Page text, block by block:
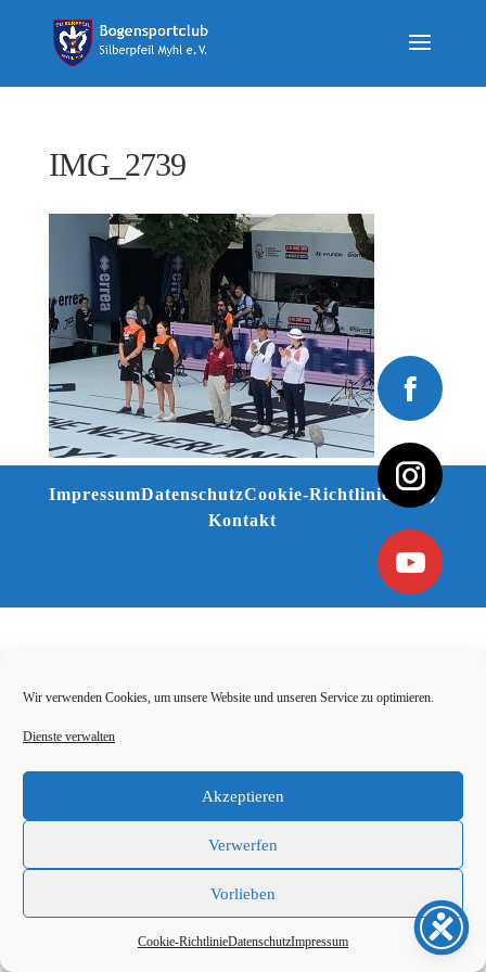
Wir verwenden Cookies, um unsere Website und unseren Service zu optimieren.
Dienste verwalten
Akzeptieren
Verwerfen
Vorlieben
Cookie-RichtlinieDatenschutzImpressum
IMG_2739
ImpressumDatenschutzCookie-Richtlinie (EU)
Kontakt